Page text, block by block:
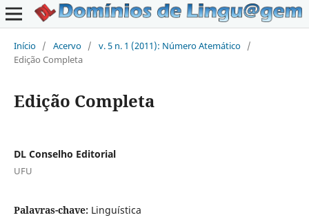
Início / Acervo / v. 5 n. 1 (2011): Número Atemático /
Edição Completa
Edição Completa
DL Conselho Editorial
UFU
Palavras-chave: Linguística